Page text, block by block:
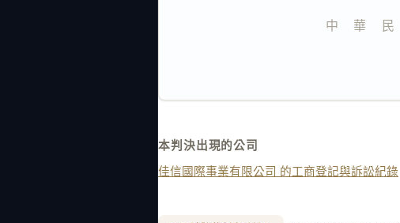
中    華    民
本判決出現的公司
佳信國際事業有限公司 的工商登記與訴訟紀錄